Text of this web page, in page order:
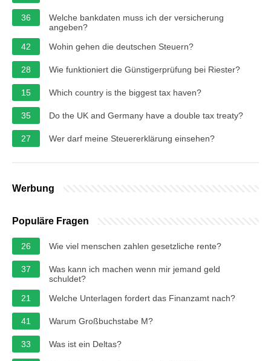
36
Welche bankdaten muss ich der versicherung
angeben?
42
Wohin gehen die deutschen Steuern?
28 Wie funktioniert die Günstigerprüfung bei Riester?
15 Which country is the biggest tax haven?
35 Do the UK and Germany have a double tax treaty?
27 Wer darf meine Steuererklärung einsehen?
Werbung
Populäre Fragen
26 Wie viel menschen zahlen gesetzliche rente?
37
Was kann ich machen wenn mir jemand geld
schuldet?
21
Welche Unterlagen fordert das Finanzamt nach?
41 Warum Großbuchstabe M?
33 Was ist ein Deltas?